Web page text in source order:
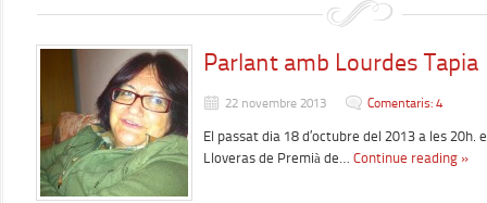
Parlant amb Lourdes Tapia
22 novembre 2013 Comentaris: 4
El passat dia 18 d’octubre del 2013 a les
Lloveras de Premià de… Continue reading »